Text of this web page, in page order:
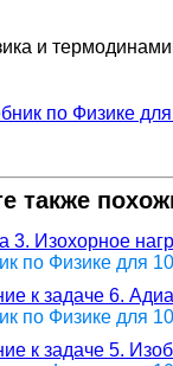
и
по Физике
также
3. Изохорное
по Физике для
к задаче 6.
по Физике для
к задаче 5.